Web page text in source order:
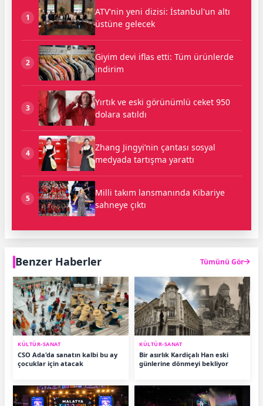
1
ATV'nin yeni dizisi: İstanbul'un altı
üstüne gelecek
2
Giyim devi iflas etti: Tüm ürünlerde
indirim
3
Yırtık ve eski görünümlü ceket 950
dolara satıldı
4
Zhang Jingyi’nin çantası sosyal
medyada tartışma yarattı
5
Milli takım lansmanında Kibariye
sahneye çıktı
Benzer Haberler Tümünü Gör
KÜLTÜR-SANAT
CSO Ada'da sanatın kalbi bu ay
çocuklar için atacak
KÜLTÜR-SANAT
Bir asırlık Kardiçalı Han eski
günlerine dönmeyi bekliyor